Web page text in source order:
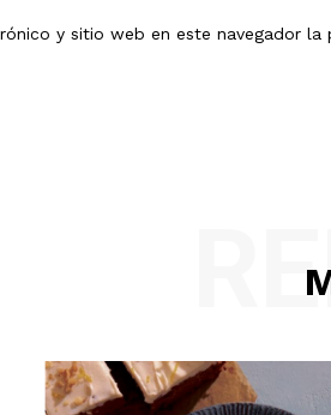
y sitio web en este navegador la